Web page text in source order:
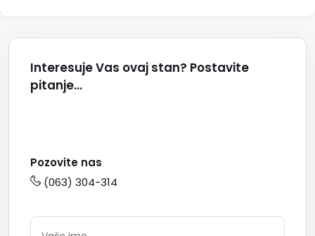
Interesuje Vas ovaj stan? Postavite
pitanje...
Pozovite nas
(063) 304-314